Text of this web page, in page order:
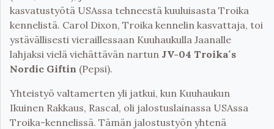
kasvatustyötä USAssa tehneestä kuuluisasta Troika
kennelistä. Carol Dixon, Troika kennelin kasvattaja, toi
ystävällisesti vieraillessaan Kuuhaukulla Jaanalle
lahjaksi vielä viehättävän nartun JV-04 Troika´s
Nordic Giftin (Pepsi).
Yhteistyö valtamerten yli jatkui, kun Kuuhaukun
Ikuinen Rakkaus, Rascal, oli jalostuslainassa USAssa
Troika-kennelissä. Tämän jalostustyön yhtenä